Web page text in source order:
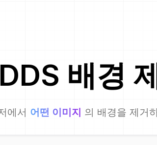
배경
에서 어떤 이미지 의 배경을 제거